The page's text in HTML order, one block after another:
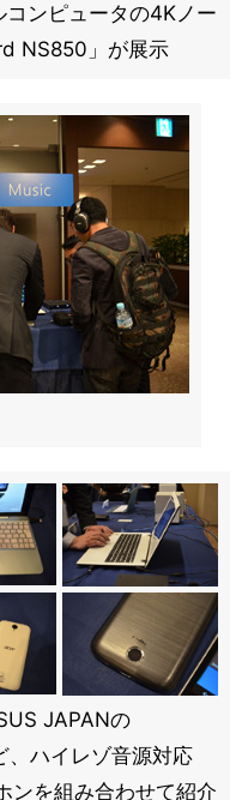
ンピュータの4Kノー
NS850」が展示
JAPANの
、ハイレゾ音源対応
ンを組み合わせて紹介